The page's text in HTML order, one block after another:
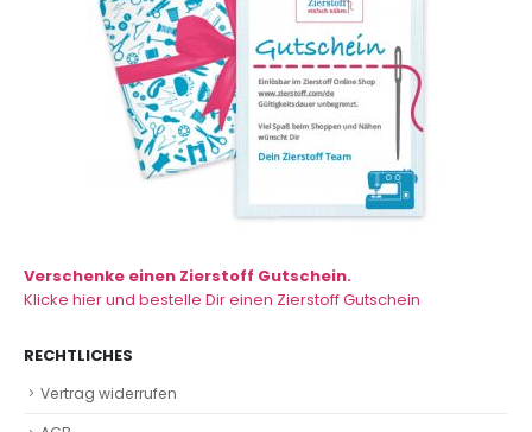
Verschenke einen Zierstoff Gutschein.
Klicke hier und bestelle Dir einen Zierstoff Gutschein
RECHTLICHES
Vertrag widerrufen